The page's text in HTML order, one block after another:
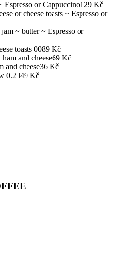
Espresso or Cappuccino129 Kč
or cheese toasts ~ Espresso or
~ butter ~ Espresso or
toasts 0089 Kč
and cheese69 Kč
and cheese36 Kč
0.2 l49 Kč